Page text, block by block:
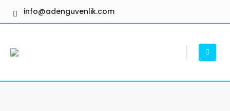
info@adenguvenlik.com